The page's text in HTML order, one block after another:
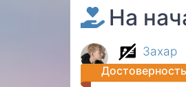
На
Захар